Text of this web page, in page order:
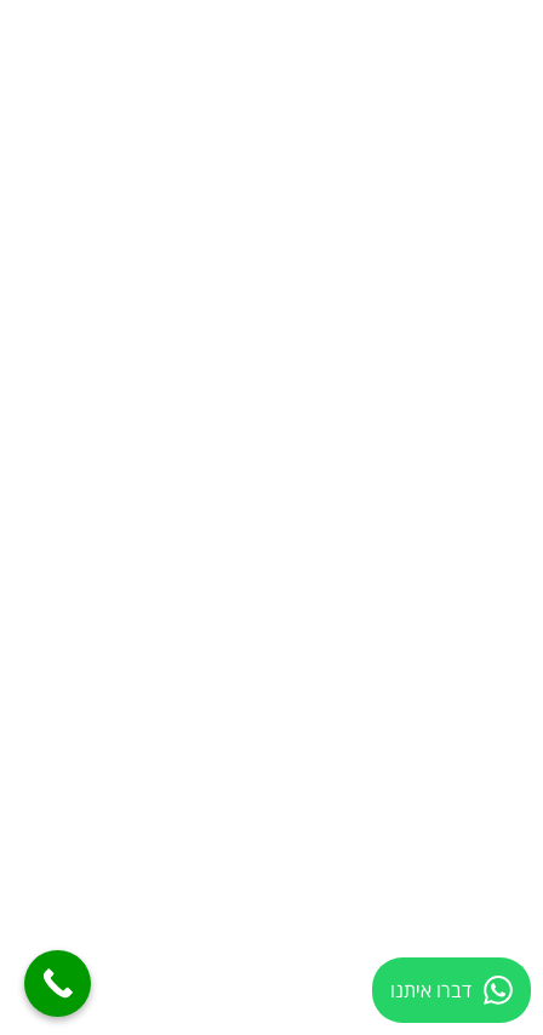
דברו איתנו